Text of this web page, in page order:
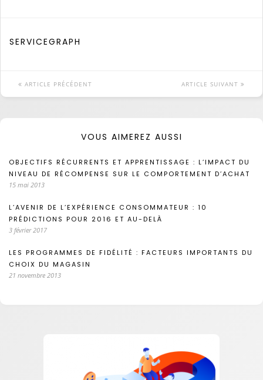
SERVICEGRAPH
ARTICLE PRÉCÉDENT ARTICLE SUIVANT
VOUS AIMEREZ AUSSI
OBJECTIFS RÉCURRENTS ET APPRENTISSAGE : L’IMPACT DU
NIVEAU DE RÉCOMPENSE SUR LE COMPORTEMENT D’ACHAT
15 mai 2013
L’AVENIR DE L’EXPÉRIENCE CONSOMMATEUR : 10
PRÉDICTIONS POUR 2016 ET AU-DELÀ
3 février 2017
LES PROGRAMMES DE FIDÉLITÉ : FACTEURS IMPORTANTS DU
CHOIX DU MAGASIN
21 novembre 2013